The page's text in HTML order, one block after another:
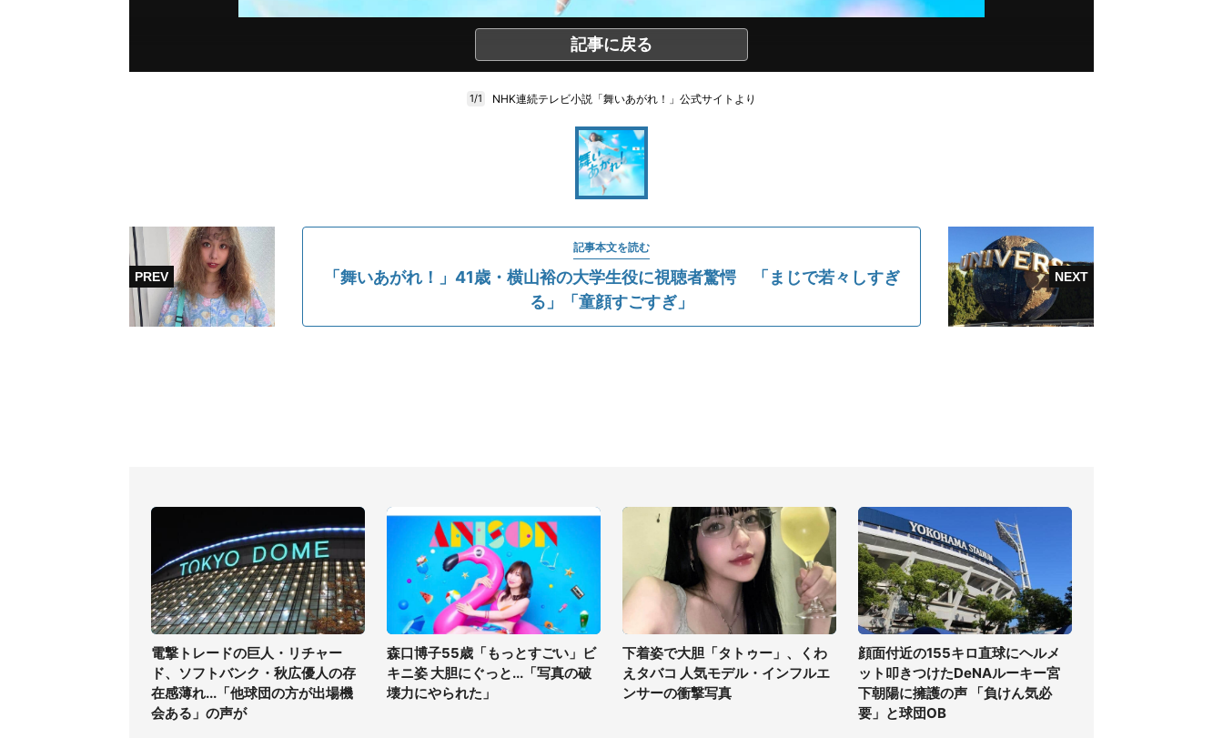
記事に戻る
1/1 NHK連続テレビ小説「舞いあがれ！」公式サイトより
記事本文を読む
「舞いあがれ！」41歳・横山裕の大学生役に視聴者驚愕 「まじで若々しすぎ
る」「童顔すごすぎ」
電撃トレードの巨人・リチャー
ド、ソフトバンク・秋広優人の存
在感薄れ...「他球団の方が出場機
会ある」の声が
森口博子55歳「もっとすごい」ビ
キニ姿 大胆にぐっと...「写真の破
壊力にやられた」
下着姿で大胆「タトゥー」、くわ
えタバコ 人気モデル・インフルエ
ンサーの衝撃写真
顔面付近の155キロ直球にヘルメ
ット叩きつけたDeNAルーキー宮
下朝陽に擁護の声 「負けん気必
要」と球団OB